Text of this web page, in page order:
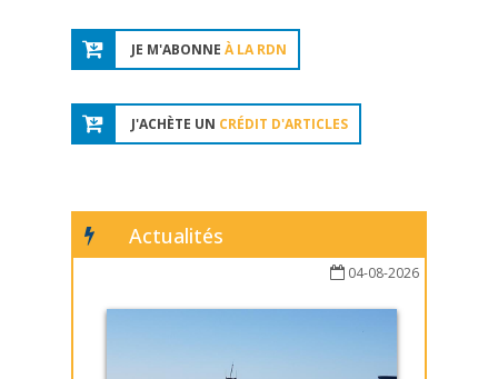
JE M'ABONNE À LA RDN
J'ACHÈTE UN CRÉDIT D'ARTICLES
Actualités
04-08-2026